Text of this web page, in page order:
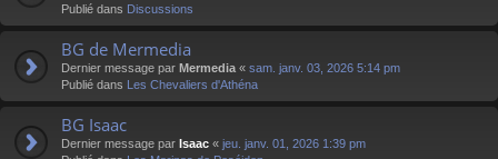
Publié dans Discussions
BG de Mermedia
Dernier message par Mermedia « sam. janv. 03, 2026 5:14 pm
Publié dans Les Chevaliers d'Athéna
BG Isaac
Dernier message par Isaac « jeu. janv. 01, 2026 1:39 pm